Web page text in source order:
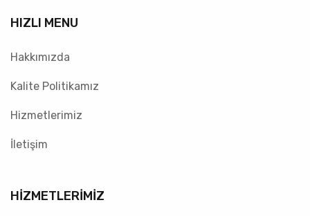
HIZLI MENU
Hakkımızda
Kalite Politikamız
Hizmetlerimiz
İletişim
HİZMETLERİMİZ